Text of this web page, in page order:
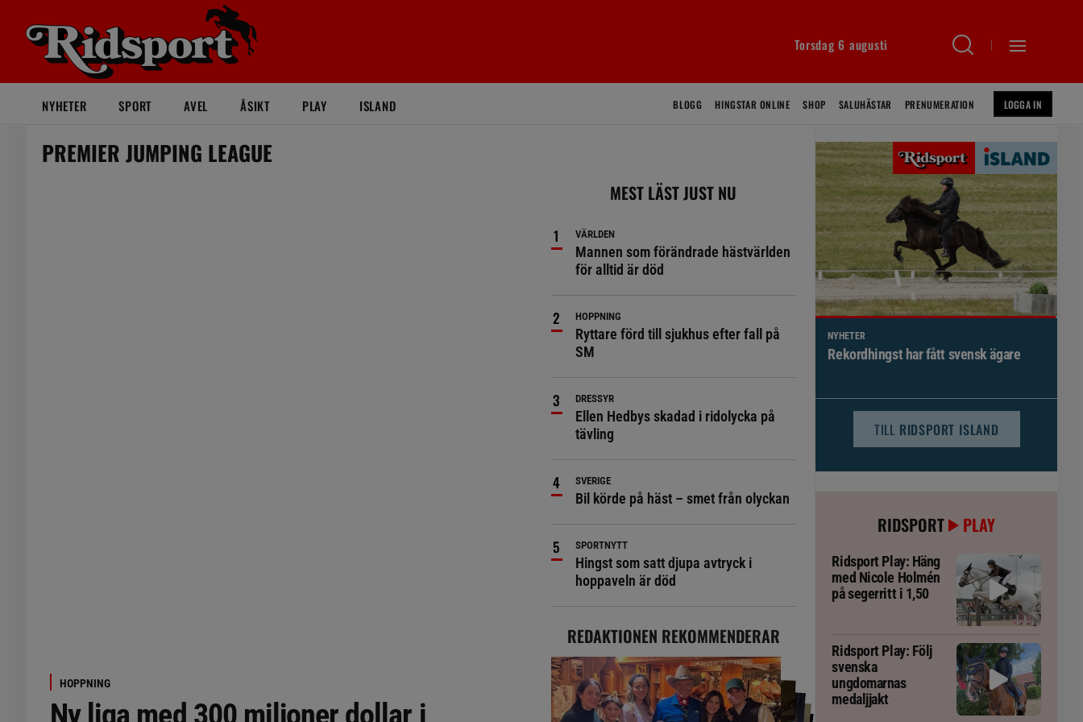
Torsdag 6 augusti
NYHETER SPORT AVEL ÅSIKT PLAY ISLAND BLOGG HINGSTAR ONLINE SHOP SALUHÄSTAR PRENUMERATION LOGGA IN
PREMIER JUMPING LEAGUE
HOPPNING
Ny liga med 300 miljoner dollar i
MEST LÄST JUST NU
VÄRLDEN
Mannen som förändrade hästvärlden
för alltid är död
HOPPNING
Ryttare förd till sjukhus efter fall på
SM
DRESSYR
Ellen Hedbys skadad i ridolycka på
tävling
SVERIGE
Bil körde på häst – smet från olyckan
SPORTNYTT
Hingst som satt djupa avtryck i
hoppaveln är död
REDAKTIONEN REKOMMENDERAR
NYHETER
Brett politiskt stöd för förändringar i
TILL RIDSPORT ISLAND
RIDSPORT PLAY
Ridsport Play: Häng
med Nicole Holmén
på segerritt i 1,50
Ridsport Play: Följ
svenska
ungdomarnas
medaljjakt